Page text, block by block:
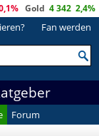
Gold 4 342 2,4%
Fan werden
Forum